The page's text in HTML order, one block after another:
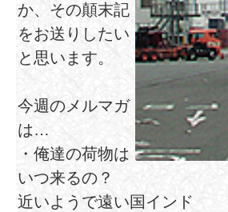
か、その顛末記
をお送りしたい
と思います。
今週のメルマガ
は…
・俺達の荷物は
いつ来るの？
近いようで遠い国インド